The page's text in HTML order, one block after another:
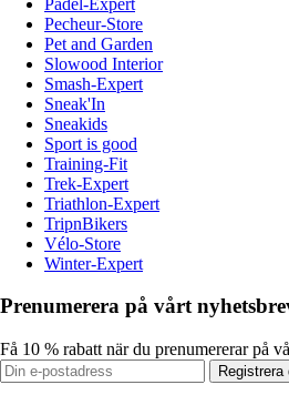
Pecheur-Store
Pet and Garden
Slowood Interior
Smash-Expert
Sneak'In
Sneakids
Sport is good
Training-Fit
Trek-Expert
Triathlon-Expert
TripnBikers
Vélo-Store
Winter-Expert
Prenumerera på vårt
Få 10 % rabatt när du prenumererar på
Registrera